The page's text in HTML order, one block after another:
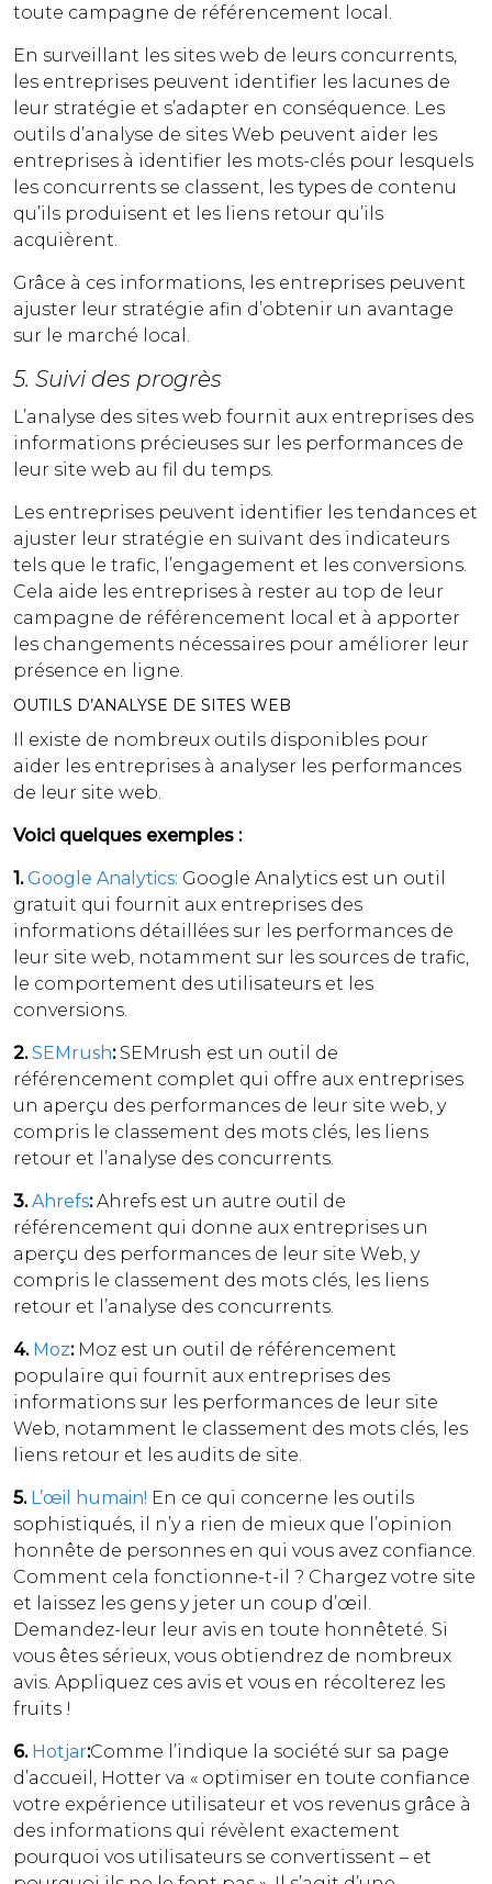
toute campagne de référencement local.
En surveillant les sites web de leurs concurrents,
les entreprises peuvent identifier les lacunes de
leur stratégie et s’adapter en conséquence. Les
outils d’analyse de sites Web peuvent aider les
entreprises à identifier les mots-clés pour lesquels
les concurrents se classent, les types de contenu
qu’ils produisent et les liens retour qu’ils
acquièrent.
Grâce à ces informations, les entreprises peuvent
ajuster leur stratégie afin d’obtenir un avantage
sur le marché local.
5. Suivi des progrès
L’analyse des sites web fournit aux entreprises des
informations précieuses sur les performances de
leur site web au fil du temps.
Les entreprises peuvent identifier les tendances et
ajuster leur stratégie en suivant des indicateurs
tels que le trafic, l’engagement et les conversions.
Cela aide les entreprises à rester au top de leur
campagne de référencement local et à apporter
les changements nécessaires pour améliorer leur
présence en ligne.
OUTILS D’ANALYSE DE SITES WEB
Il existe de nombreux outils disponibles pour
aider les entreprises à analyser les performances
de leur site web.
Voici quelques exemples :
1.Google Analytics: Google Analytics est un outil
gratuit qui fournit aux entreprises des
informations détaillées sur les performances de
leur site web, notamment sur les sources de trafic,
le comportement des utilisateurs et les
conversions.
2.SEMrush:SEMrush est un outil de
référencement complet qui offre aux entreprises
un aperçu des performances de leur site web, y
compris le classement des mots clés, les liens
retour et l’analyse des concurrents.
3.Ahrefs:Ahrefs est un autre outil de
référencement qui donne aux entreprises un
aperçu des performances de leur site Web, y
compris le classement des mots clés, les liens
retour et l’analyse des concurrents.
4. Moz:Moz est un outil de référencement
populaire qui fournit aux entreprises des
informations sur les performances de leur site
Web, notamment le classement des mots clés, les
liens retour et les audits de site.
5. L’œil humain! En ce qui concerne les outils
sophistiqués, il n’y a rien de mieux que l’opinion
honnête de personnes en qui vous avez confiance.
Comment cela fonctionne-t-il ? Chargez votre site
et laissez les gens y jeter un coup d’œil.
Demandez-leur leur avis en toute honnêteté. Si
vous êtes sérieux, vous obtiendrez de nombreux
avis. Appliquez ces avis et vous en récolterez les
fruits !
6. Hotjar:Comme l’indique la société sur sa page
d’accueil, Hotter va « optimiser en toute confiance
votre expérience utilisateur et vos revenus grâce à
des informations qui révèlent exactement
pourquoi vos utilisateurs se convertissent – et